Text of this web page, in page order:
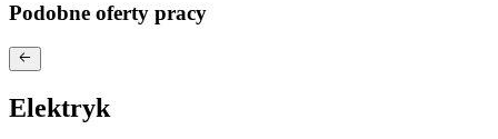
Podobne oferty pracy
Elektryk